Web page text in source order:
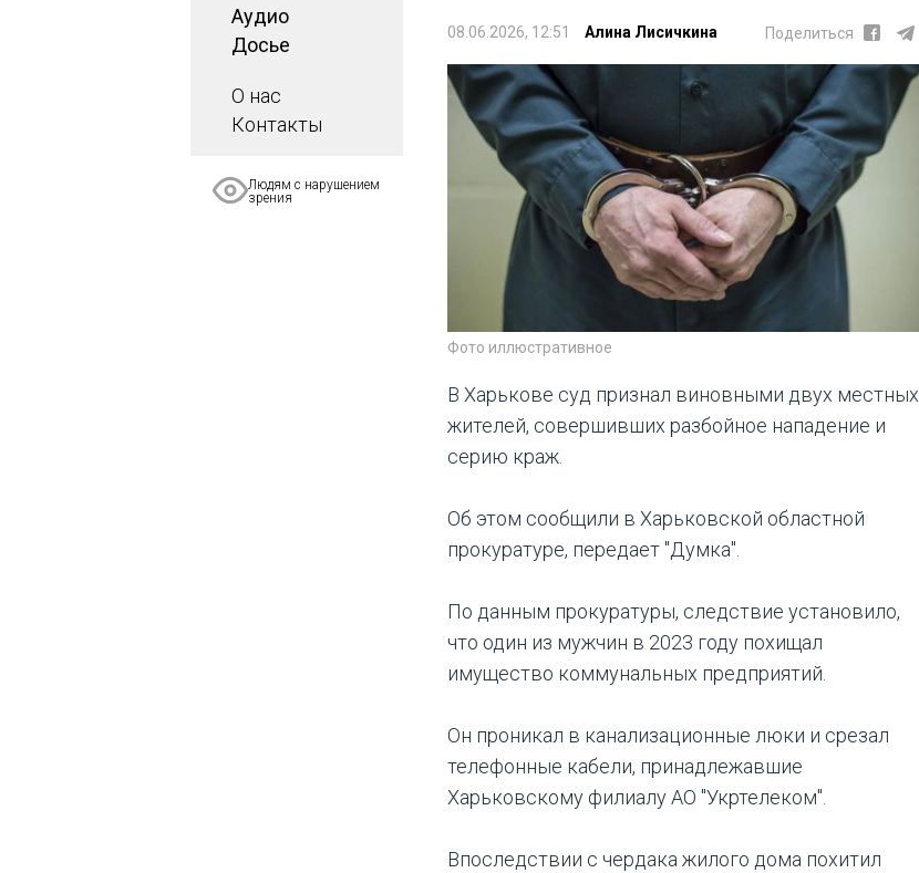
Аудио
Досье
О нас
Контакты
Людям с нарушением
зрения
08.06.2026, 12:51 Алина Лисичкина Поделиться
Фото иллюстративное
В Харькове суд признал виновными двух местных
жителей, совершивших разбойное нападение и
серию краж.
Об этом сообщили в Харьковской областной
прокуратуре, передает "Думка".
По данным прокуратуры, следствие установило,
что один из мужчин в 2023 году похищал
имущество коммунальных предприятий.
Он проникал в канализационные люки и срезал
телефонные кабели, принадлежавшие
Харьковскому филиалу АО "Укртелеком".
Впоследствии с чердака жилого дома похитил